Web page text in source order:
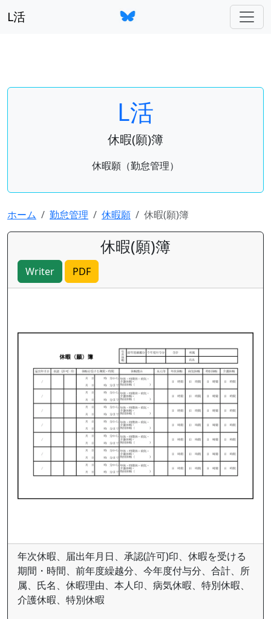
L活
L活
休暇(願)簿
休暇願（勤怠管理）
ホーム 勤怠管理 休暇願 休暇(願)簿
休暇(願)簿
Writer PDF
年次休暇、届出年月日、承認(許可)印、休暇を受ける
期間・時間、前年度繰越分、今年度付与分、合計、所
属、氏名、休暇理由、本人印、病気休暇、特別休暇、
介護休暇、特別休暇